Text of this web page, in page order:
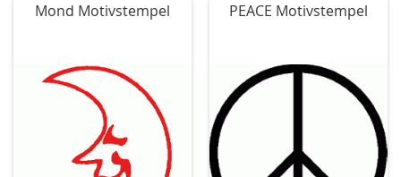
Mond Motivstempel PEACE Motivstempel